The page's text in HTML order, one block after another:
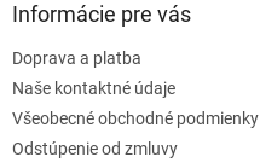
Informácie pre vás
Doprava a platba
Naše kontaktné údaje
Všeobecné obchodné podmienky
Odstúpenie od zmluvy